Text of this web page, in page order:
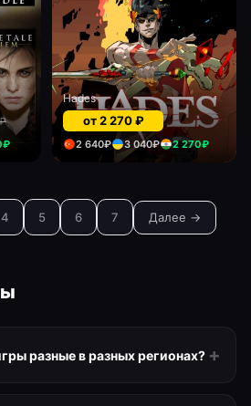
₽
Hades
от2 270₽
2 640₽ 3 040₽ 2 270₽
4 5 6 7 Далее →
разные в разных регионах? +